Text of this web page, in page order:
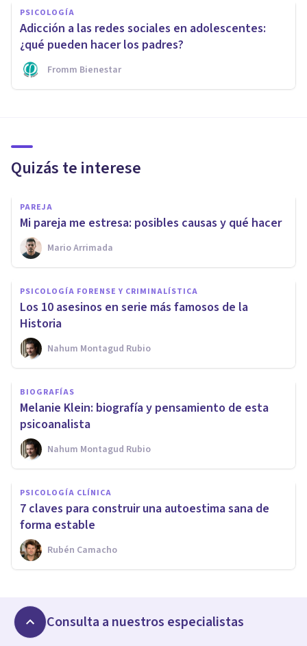
PSICOLOGÍA
Adicción a las redes sociales en adolescentes:
¿qué pueden hacer los padres?
Fromm Bienestar
Quizás te interese
PAREJA
Mi pareja me estresa: posibles causas y qué hacer
Mario Arrimada
PSICOLOGÍA FORENSE Y CRIMINALÍSTICA
Los 10 asesinos en serie más famosos de la
Historia
Nahum Montagud Rubio
BIOGRAFÍAS
Melanie Klein: biografía y pensamiento de esta
psicoanalista
Nahum Montagud Rubio
PSICOLOGÍA CLÍNICA
7 claves para construir una autoestima sana de
forma estable
Rubén Camacho
Consulta a nuestros especialistas